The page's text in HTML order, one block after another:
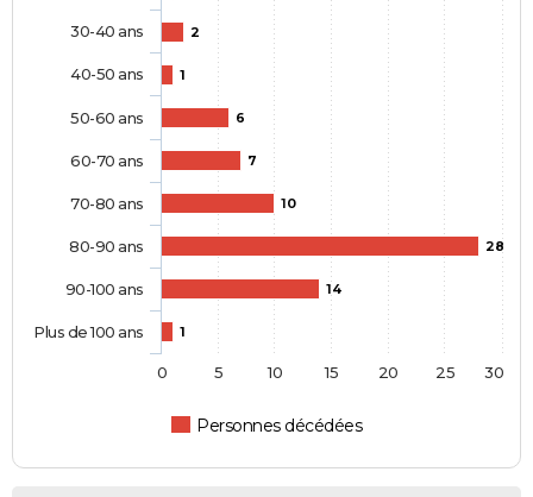
2
1
6
7
10
28
14
1
Personnes décédées
30-40 ans
40-50 ans
50-60 ans
60-70 ans
70-80 ans
80-90 ans
90-100 ans
Plus de 100 ans
0 5 10 15 20 25 30